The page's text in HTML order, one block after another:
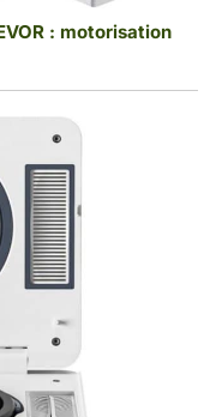
: motorisation